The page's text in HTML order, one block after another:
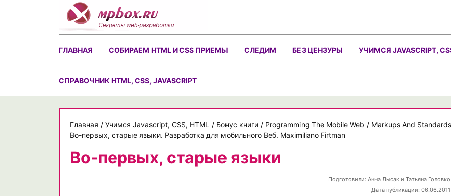
ГЛАВНАЯ СОБИРАЕМ HTML И CSS ПРИЕМЫ СЛЕДИМ БЕЗ ЦЕНЗУРЫ УЧИМСЯ JAVASCRIPT,
CПРАВОЧНИК HTML, CSS, JAVASCRIPT
Главная / Учимся Javascript, CSS, HTML / Бонус книги / Programming The Mobile Web / Markups And Standards
Во-первых, старые языки. Разработка для мобильного Веб. Maximiliano Firtman
Во-первых, старые языки
Подготовили: Анна Лысак и Татьяна Головко
Дата публикации: 06.06.2011